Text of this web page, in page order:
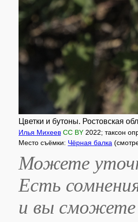
Цветки и бутоны. Ростовская
Илья Михеев CC BY 2022; таксон
Место съёмки: Чёрная балка
Можете
Есть
и вы сможете